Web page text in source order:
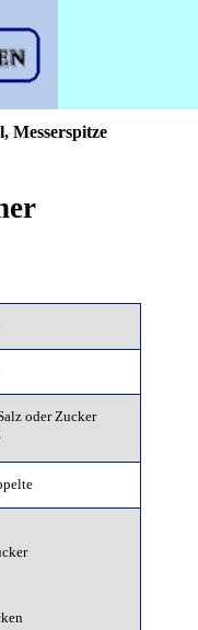
Messerspitze
oder Zucker